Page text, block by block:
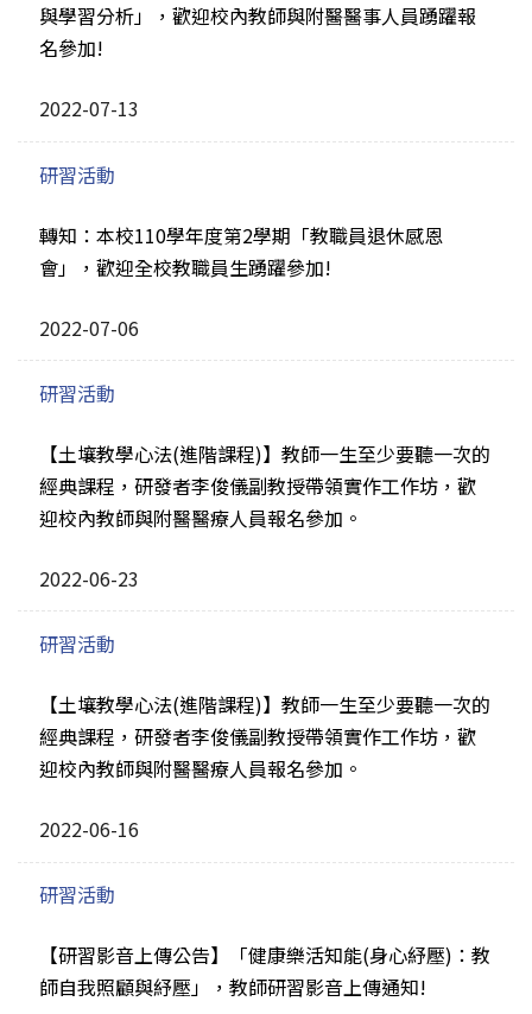
與學習分析」，歡迎校內教師與附醫醫事人員踴躍報
名參加!
2022-07-13
研習活動
轉知：本校110學年度第2學期「教職員退休感恩
會」，歡迎全校教職員生踴躍參加!
2022-07-06
研習活動
【土壤教學心法(進階課程)】教師一生至少要聽一次的
經典課程，研發者李俊儀副教授帶領實作工作坊，歡
迎校內教師與附醫醫療人員報名參加。
2022-06-23
研習活動
【土壤教學心法(進階課程)】教師一生至少要聽一次的
經典課程，研發者李俊儀副教授帶領實作工作坊，歡
迎校內教師與附醫醫療人員報名參加。
2022-06-16
研習活動
【研習影音上傳公告】「健康樂活知能(身心紓壓)：教
師自我照顧與紓壓」，教師研習影音上傳通知!